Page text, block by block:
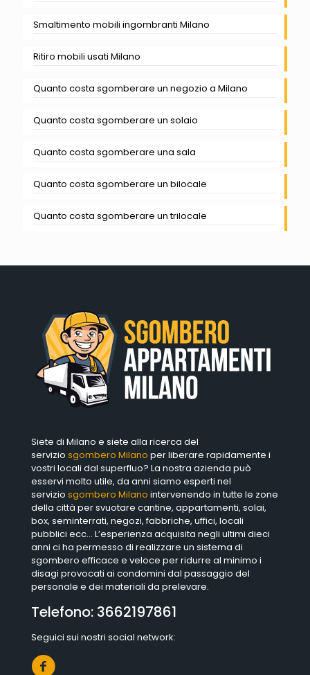
Smaltimento mobili ingombranti Milano
Ritiro mobili usati Milano
Quanto costa sgomberare un negozio a Milano
Quanto costa sgomberare un solaio
Quanto costa sgomberare una sala
Quanto costa sgomberare un bilocale
Quanto costa sgomberare un trilocale
Siete di Milano e siete alla ricerca del
servizio sgombero Milano per liberare rapidamente i
vostri locali dal superfluo? La nostra azienda può
esservi molto utile, da anni siamo esperti nel
servizio sgombero Milano intervenendo in tutte le zone
della città per svuotare cantine, appartamenti, solai,
box, seminterrati, negozi, fabbriche, uffici, locali
pubblici ecc… L’esperienza acquisita negli ultimi dieci
anni ci ha permesso di realizzare un sistema di
sgombero efficace e veloce per ridurre al minimo i
disagi provocati ai condomini dal passaggio del
personale e dei materiali da prelevare.
Telefono: 3662197861
Seguici sui nostri social network: